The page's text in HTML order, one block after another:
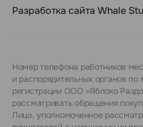
Разработка сайта Whale
Номер телефона работников
и распорядительных органов по
регистрации ООО «Яблоко
рассматривать обращения
Лицо, уполномоченное